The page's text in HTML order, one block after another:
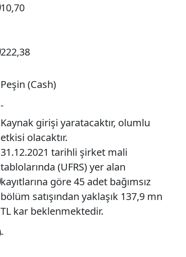
10,70
222,38
Peşin (Cash)
-
Kaynak girişi yaratacaktır, olumlu
etkisi olacaktır.
31.12.2021 tarihli şirket mali
tablolarında (UFRS) yer alan
kayıtlarına göre 45 adet bağımsız
bölüm satışından yaklaşık 137,9 mn
TL kar beklenmektedir.
-